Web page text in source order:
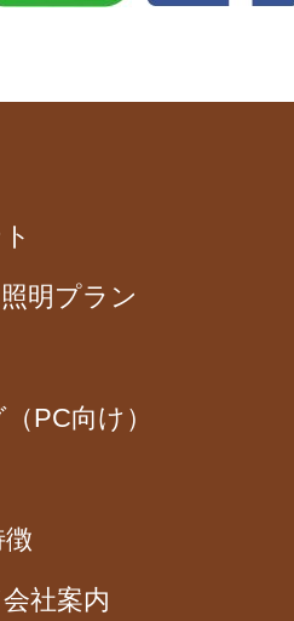
明プラン
PC向け）
社案内